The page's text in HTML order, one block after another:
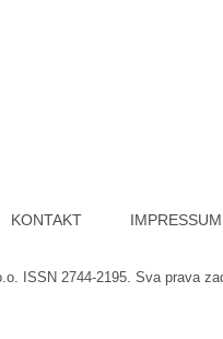
KONTAKT IMPRESSUM
ISSN 2744-2195. Sva prava